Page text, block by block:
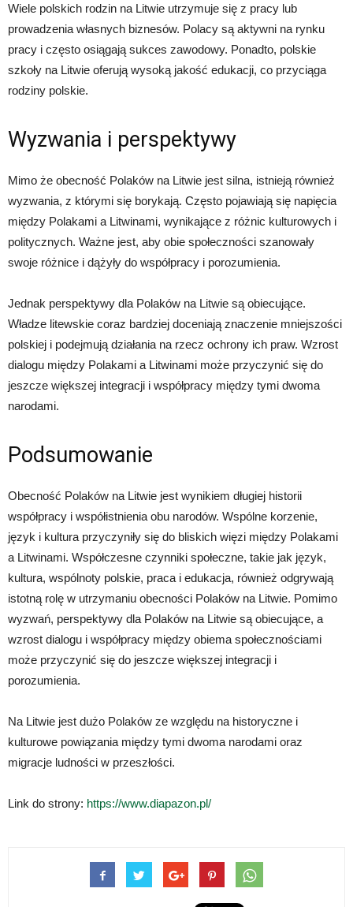
Wiele polskich rodzin na Litwie utrzymuje się z pracy lub
prowadzenia własnych biznesów. Polacy są aktywni na rynku
pracy i często osiągają sukces zawodowy. Ponadto, polskie
szkoły na Litwie oferują wysoką jakość edukacji, co przyciąga
rodziny polskie.
Wyzwania i perspektywy
Mimo że obecność Polaków na Litwie jest silna, istnieją również
wyzwania, z którymi się borykają. Często pojawiają się napięcia
między Polakami a Litwinami, wynikające z różnic kulturowych i
politycznych. Ważne jest, aby obie społeczności szanowały
swoje różnice i dążyły do współpracy i porozumienia.
Jednak perspektywy dla Polaków na Litwie są obiecujące.
Władze litewskie coraz bardziej doceniają znaczenie mniejszości
polskiej i podejmują działania na rzecz ochrony ich praw. Wzrost
dialogu między Polakami a Litwinami może przyczynić się do
jeszcze większej integracji i współpracy między tymi dwoma
narodami.
Podsumowanie
Obecność Polaków na Litwie jest wynikiem długiej historii
współpracy i współistnienia obu narodów. Wspólne korzenie,
język i kultura przyczyniły się do bliskich więzi między Polakami
a Litwinami. Współczesne czynniki społeczne, takie jak język,
kultura, wspólnoty polskie, praca i edukacja, również odgrywają
istotną rolę w utrzymaniu obecności Polaków na Litwie. Pomimo
wyzwań, perspektywy dla Polaków na Litwie są obiecujące, a
wzrost dialogu i współpracy między obiema społecznościami
może przyczynić się do jeszcze większej integracji i
porozumienia.
Na Litwie jest dużo Polaków ze względu na historyczne i
kulturowe powiązania między tymi dwoma narodami oraz
migracje ludności w przeszłości.
Link do strony: https://www.diapazon.pl/